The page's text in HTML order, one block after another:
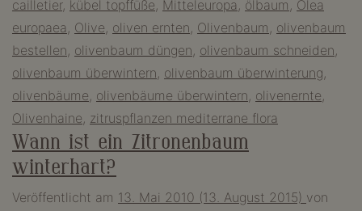
–
es
ist
ganz
leicht
cailletier, kübel topffüße, Mitteleuropa , ölbaum , Olea
europaea , Olive, oliven ernten, Olivenbaum , olivenbaum
bestellen, olivenbaum düngen, olivenbaum schneiden,
olivenbaum überwintern, olivenbaum überwinterung,
olivenbäume, olivenbäume überwintern, olivenernte,
Olivenhaine, zitruspflanzen mediterrane flora
Wann ist ein Zitronenbaum
winterhart?
Veröffentlicht am 13. Mai 2010 (13. August 2015) von